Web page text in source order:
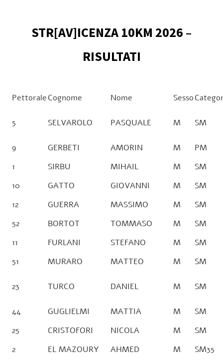
STR[AV]ICENZA 10KM 2026 –
RISULTATI
PettoraleCognome Nome Sesso
5 SELVAROLO PASQUALE M SM
9 GERBETI AMORIN M
PM
1
SIRBU MIHAIL M
SM
10
GATTO GIOVANNI M
SM
12
GUERRA MASSIMO M
SM
52
BORTOT TOMMASO M
SM
11
FURLANI STEFANO M
SM
51
MURARO MATTEO M SM
23 TURCO DANIEL M SM
44 GUGLIELMI MATTIA M
SM
25
CRISTOFORI NICOLA M
SM
2
EL MAZOURY AHMED M
SM35